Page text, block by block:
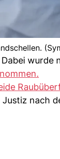
wurde
nach